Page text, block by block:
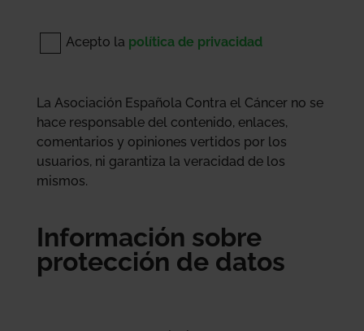
Acepto la política de privacidad
La Asociación Española Contra el Cáncer no se
hace responsable del contenido, enlaces,
comentarios y opiniones vertidos por los
usuarios, ni garantiza la veracidad de los
mismos.
Información sobre
protección de datos